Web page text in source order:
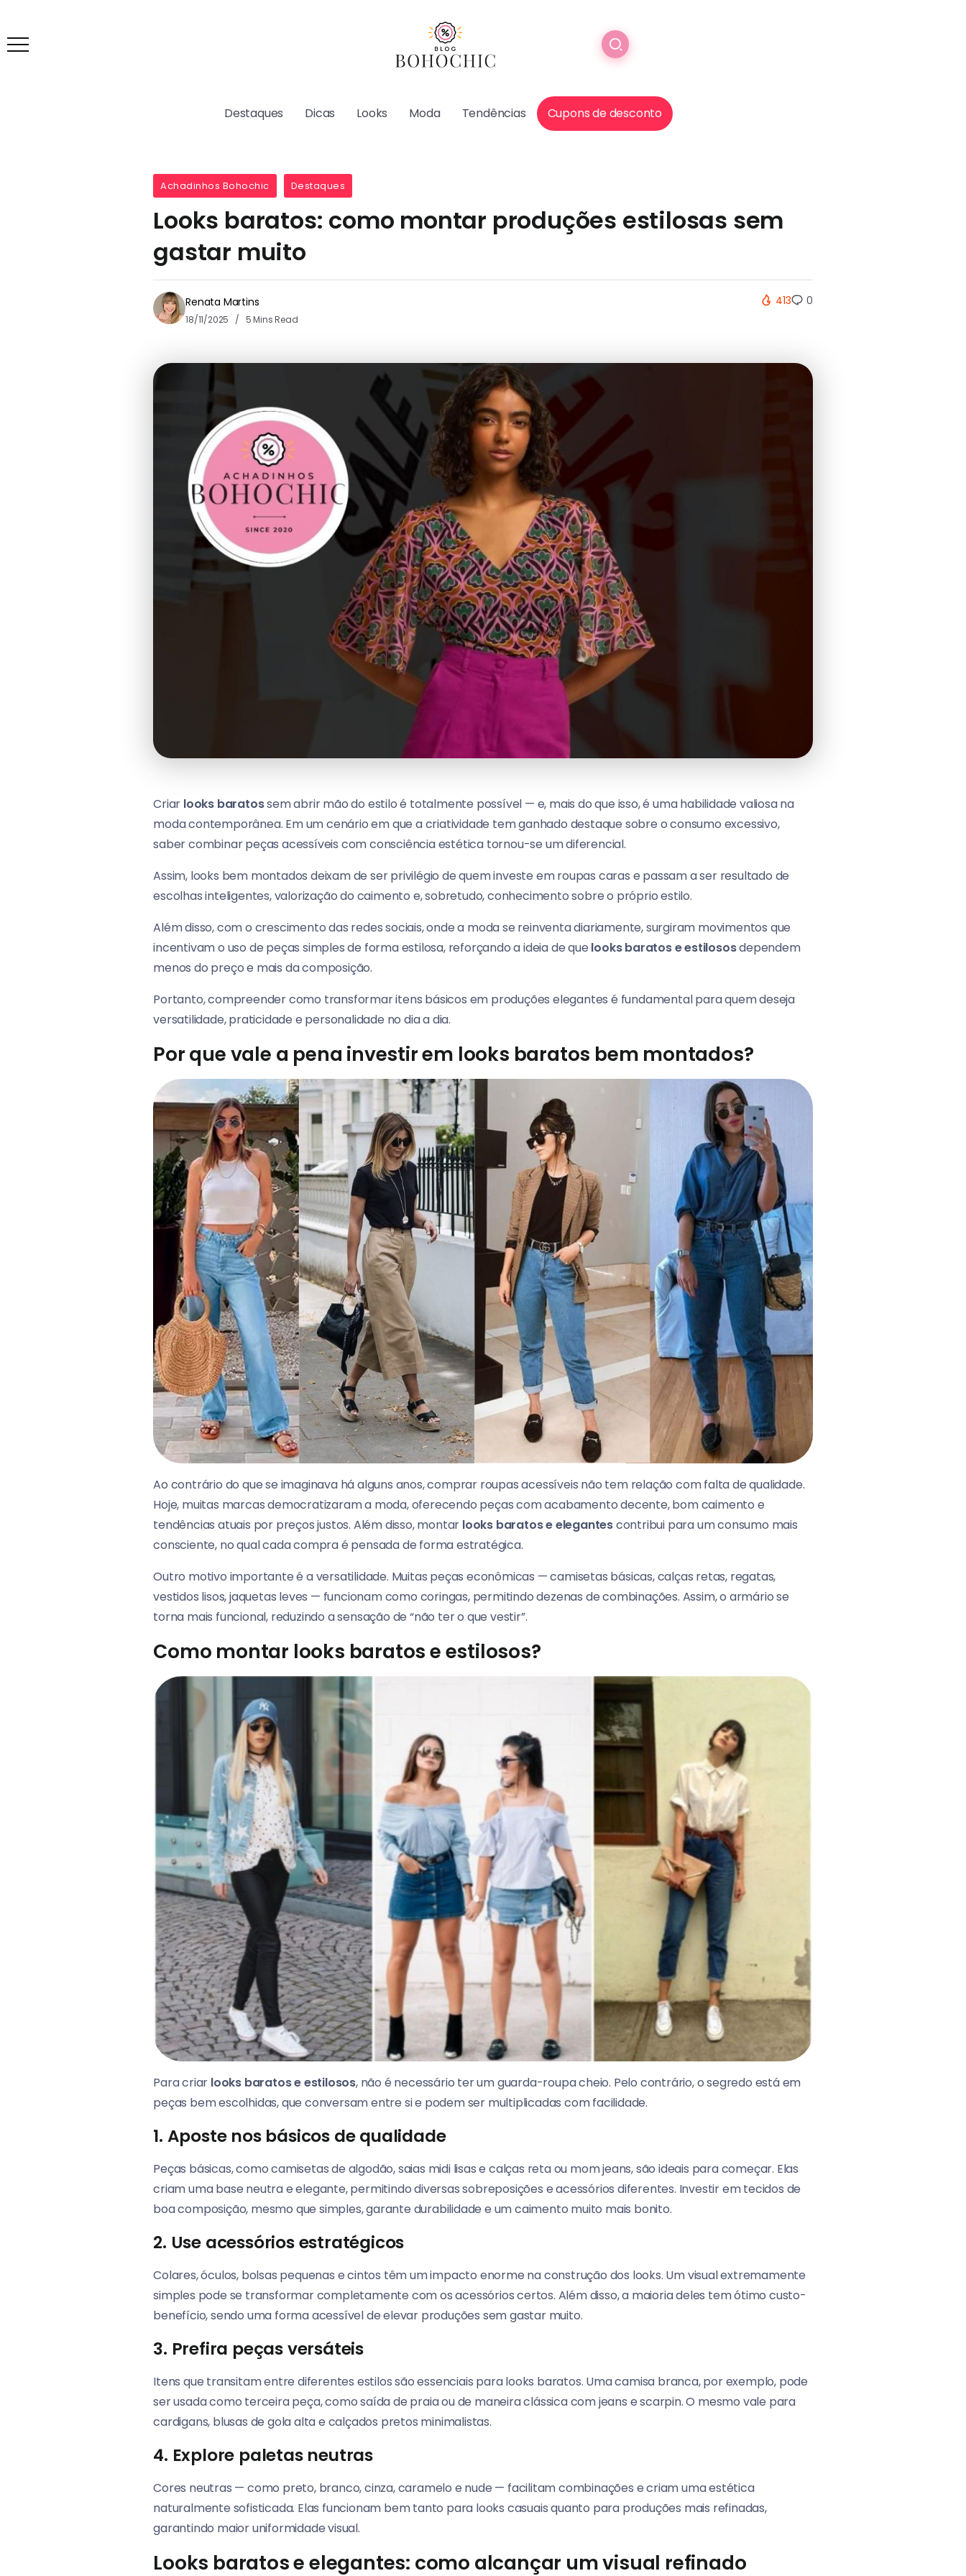
Destaques Dicas Looks Moda Tendências Cupons de desconto
Achadinhos Bohochic Destaques
Looks baratos: como montar produções estilosas sem
gastar muito
Renata Martins
18/11/2025 5 Mins Read
413 0
Criar looks baratossem abrir mão do estilo é totalmente possível — e, mais do que isso, é uma habilidade valiosa na
moda contemporânea. Em um cenário em que a criatividade tem ganhado destaque sobre o consumo excessivo,
saber combinar peças acessíveis com consciência estética tornou-se um diferencial.
Assim, looks bem montados deixam de ser privilégio de quem investe em roupas caras e passam a ser resultado de
escolhas inteligentes, valorização do caimento e, sobretudo, conhecimento sobre o próprio estilo.
Além disso, com o crescimento das redes sociais, onde a moda se reinventa diariamente, surgiram movimentos que
incentivam o uso de peças simples de forma estilosa, reforçando a ideia de que looks baratos e estilososdependem
menos do preço e mais da composição.
Portanto, compreender como transformar itens básicos em produções elegantes é fundamental para quem deseja
versatilidade, praticidade e personalidade no dia a dia.
Por que vale a pena investir em looks baratos bem montados?
Ao contrário do que se imaginava há alguns anos, comprar roupas acessíveis não tem relação com falta de qualidade.
Hoje, muitas marcas democratizaram a moda, oferecendo peças com acabamento decente, bom caimento e
tendências atuais por preços justos. Além disso, montar looks baratos e elegantescontribui para um consumo mais
consciente, no qual cada compra é pensada de forma estratégica.
Outro motivo importante é a versatilidade. Muitas peças econômicas — camisetas básicas, calças retas, regatas,
vestidos lisos, jaquetas leves — funcionam como coringas, permitindo dezenas de combinações. Assim, o armário se
torna mais funcional, reduzindo a sensação de “não ter o que vestir”.
Como montar looks baratos e estilosos?
Para criar looks baratos e estilosos, não é necessário ter um guarda-roupa cheio. Pelo contrário, o segredo está em
peças bem escolhidas, que conversam entre si e podem ser multiplicadas com facilidade.
1. Aposte nos básicos de qualidade
Peças básicas, como camisetas de algodão, saias midi lisas e calças reta ou mom jeans, são ideais para começar. Elas
criam uma base neutra e elegante, permitindo diversas sobreposições e acessórios diferentes. Investir em tecidos de
boa composição, mesmo que simples, garante durabilidade e um caimento muito mais bonito.
2. Use acessórios estratégicos
Colares, óculos, bolsas pequenas e cintos têm um impacto enorme na construção dos looks. Um visual extremamente
simples pode se transformar completamente com os acessórios certos. Além disso, a maioria deles tem ótimo custo-
benefício, sendo uma forma acessível de elevar produções sem gastar muito.
3. Prefira peças versáteis
Itens que transitam entre diferentes estilos são essenciais para looks baratos. Uma camisa branca, por exemplo, pode
ser usada como terceira peça, como saída de praia ou de maneira clássica com jeans e scarpin. O mesmo vale para
cardigans, blusas de gola alta e calçados pretos minimalistas.
4. Explore paletas neutras
Cores neutras — como preto, branco, cinza, caramelo e nude — facilitam combinações e criam uma estética
naturalmente sofisticada. Elas funcionam bem tanto para looks casuais quanto para produções mais refinadas,
garantindo maior uniformidade visual.
Looks baratos e elegantes: como alcançar um visual refinado